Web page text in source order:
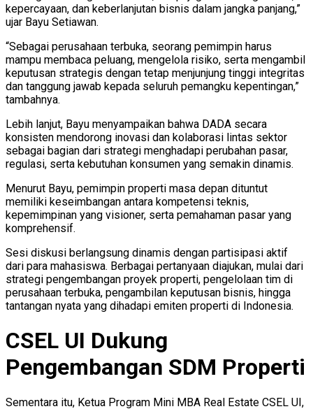
kepercayaan, dan keberlanjutan bisnis dalam jangka panjang,”
ujar Bayu Setiawan.
“Sebagai perusahaan terbuka, seorang pemimpin harus
mampu membaca peluang, mengelola risiko, serta mengambil
keputusan strategis dengan tetap menjunjung tinggi integritas
dan tanggung jawab kepada seluruh pemangku kepentingan,”
tambahnya.
Lebih lanjut, Bayu menyampaikan bahwa DADA secara
konsisten mendorong inovasi dan kolaborasi lintas sektor
sebagai bagian dari strategi menghadapi perubahan pasar,
regulasi, serta kebutuhan konsumen yang semakin dinamis.
Menurut Bayu, pemimpin properti masa depan dituntut
memiliki keseimbangan antara kompetensi teknis,
kepemimpinan yang visioner, serta pemahaman pasar yang
komprehensif.
Sesi diskusi berlangsung dinamis dengan partisipasi aktif
dari para mahasiswa. Berbagai pertanyaan diajukan, mulai dari
strategi pengembangan proyek properti, pengelolaan tim di
perusahaan terbuka, pengambilan keputusan bisnis, hingga
tantangan nyata yang dihadapi emiten properti di Indonesia.
CSEL UI Dukung
Pengembangan SDM Properti
Sementara itu, Ketua Program Mini MBA Real Estate CSEL UI,